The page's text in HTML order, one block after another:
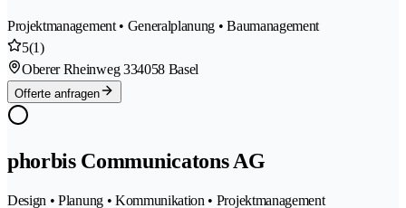
Projektmanagement • Generalplanung • Baumanagement
5(1)
Oberer Rheinweg 334058 Basel
Offerte anfragen
phorbis Communicatons AG
Design • Planung • Kommunikation • Projektmanagement